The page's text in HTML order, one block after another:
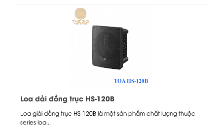
Loa dải đồng trục HS-120B
Loa giải đồng trục HS-120B là một sản phẩm chất lượng thuộc
series loa...